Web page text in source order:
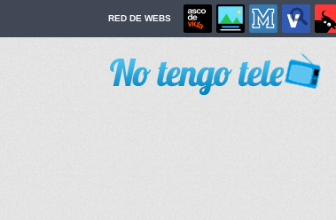
RED DE WEBS